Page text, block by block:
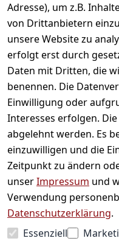
Adresse), um z.B.
von Drittanbietern
unsere Website zu
erfolgt erst durch
Daten mit Dritten, die
benennen. Die
Einwilligung oder
Interesses erfolgen.
abgelehnt werden. Es
einzuwilligen und die
Zeitpunkt zu ändern
unserImpressum und
Verwendung
Datenschutzerklärung.
Essenziell
Informationen
Mein Konto
Vertrag
Unternehmen
Zahlarten